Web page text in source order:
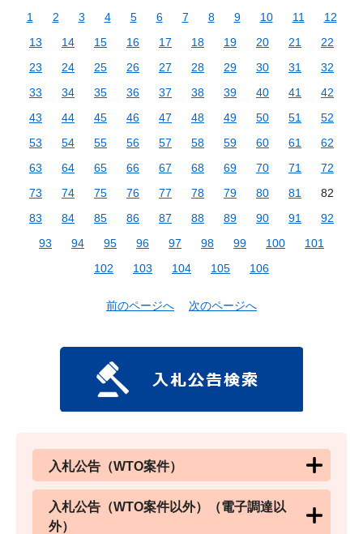
1 2 3 4 5 6 7 8 9 10 11
12
13
14 15 16 17 18 19 20 21
22
23
24 25 26 27 28 29 30 31
32
33
34 35 36 37 38 39 40 41
42
43
44 45 46 47 48 49 50 51
52
53
54 55 56 57 58 59 60 61
62
63
64 65 66 67 68 69 70 71
72
73
74 75 76 77 78 79 80 81
82
83
84 85 86 87 88 89 90 91
92
93
94 95 96 97 98 99 100
101
102
103 104 105 106
前のページへ 次のページへ
入札公告（WTO案件）
入札公告（WTO案件以外）（電子調達以
外）